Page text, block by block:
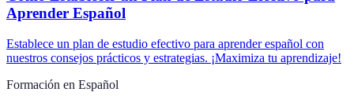
Aprender Español
Establece un plan de estudio efectivo para aprender español con
nuestros consejos prácticos y estrategias. ¡Maximiza tu aprendizaje!
Formación en Español